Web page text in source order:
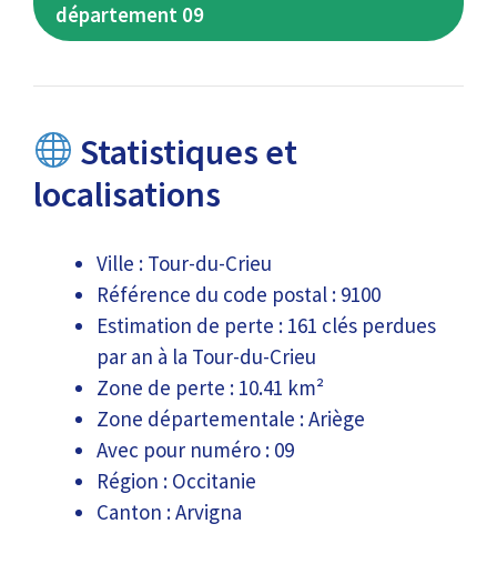
département 09
Statistiques et
localisations
Ville : Tour-du-Crieu
Référence du code postal : 9100
Estimation de perte : 161 clés perdues
par an à la Tour-du-Crieu
Zone de perte : 10.41 km²
Zone départementale : Ariège
Avec pour numéro : 09
Région : Occitanie
Canton : Arvigna